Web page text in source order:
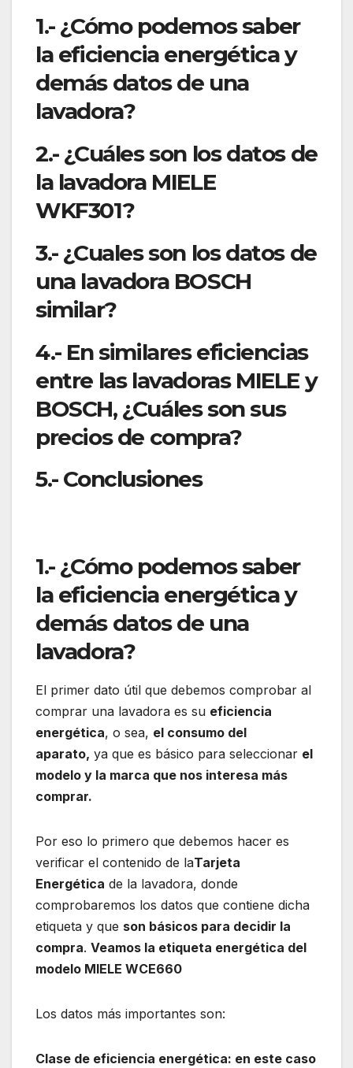
1.- ¿Cómo podemos saber
la eficiencia energética y
demás datos de una
lavadora?
2.- ¿Cuáles son los datos de
la lavadora MIELE
WKF301?
3.- ¿Cuales son los datos de
una lavadora BOSCH
similar?
4.- En similares eficiencias
entre las lavadoras MIELE y
BOSCH, ¿Cuáles son sus
precios de compra?
5.- Conclusiones
1.- ¿Cómo podemos saber
la eficiencia energética y
demás datos de una
lavadora?
El primer dato útil que debemos comprobar al
comprar una lavadora es su eficiencia
energética, o sea, el consumo del
aparato, ya que es básico para seleccionar el
modelo y la marca que nos interesa más
comprar.
Por eso lo primero que debemos hacer es
verificar el contenido de laTarjeta
Energética de la lavadora, donde
comprobaremos los datos que contiene dicha
etiqueta y que son básicos para decidir la
compra. Veamos la etiqueta energética del
modelo MIELE WCE660
Los datos más importantes son:
Clase de eficiencia energética: en este caso